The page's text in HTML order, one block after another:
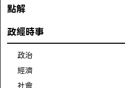
點解
政經時事
政治
經濟